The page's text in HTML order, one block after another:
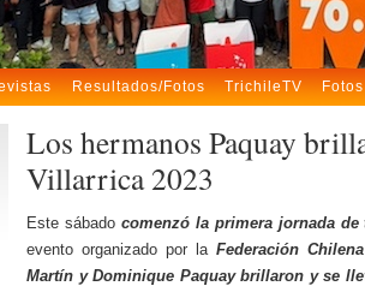
Resultados/Fotos TrichileTV
Los hermanos Paquay
Villarrica 2023
Este sábado comenzó la primera jornada
evento organizado por la Federación
Martín y Dominique Paquay brillaron y se